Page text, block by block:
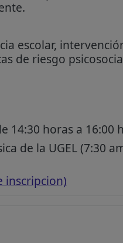
escolar,
de riesgo
14:30 horas a 16:00
de la UGEL (7:30
inscripcion)